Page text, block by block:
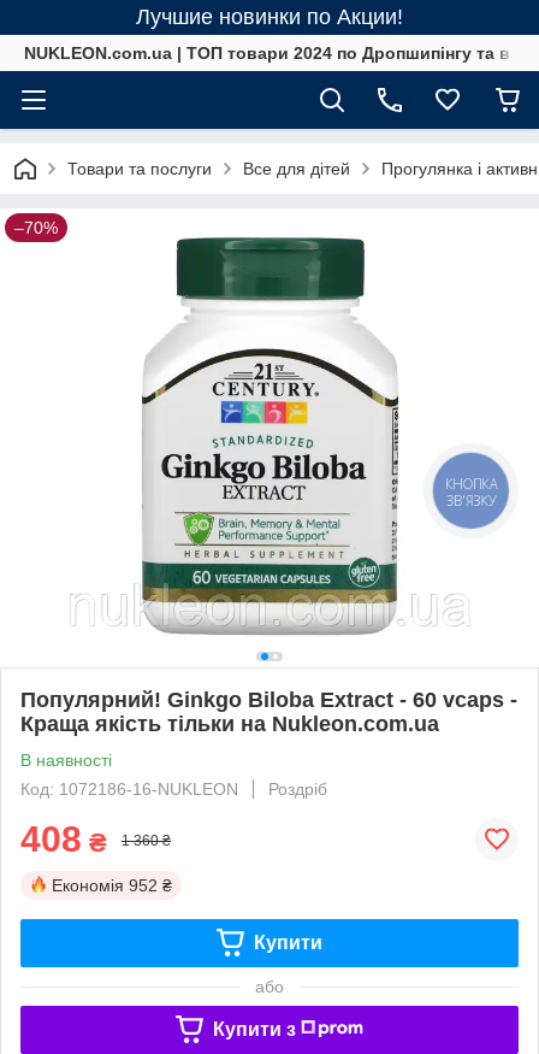
Лучшие новинки по Акции!
NUKLEON.com.ua | ТОП товари 2024 по Дропшипінгу та в
Товари та послуги Все для дітей Прогулянка і
–70%
Популярний! Ginkgo Biloba Extract - 60 vcaps -
Краща якість тільки на Nukleon.com.ua
В наявності
Код: 1072186-16-NUKLEON
Роздріб
408 ₴ 1 360 ₴
Економія 952 ₴
Купити
або
Купити з
КНОПКА
ЗВ'ЯЗКУ